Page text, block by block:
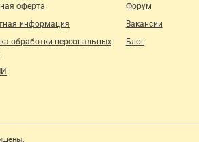
оферта
информация
обработки персональных
Форум
Вакансии
Блог